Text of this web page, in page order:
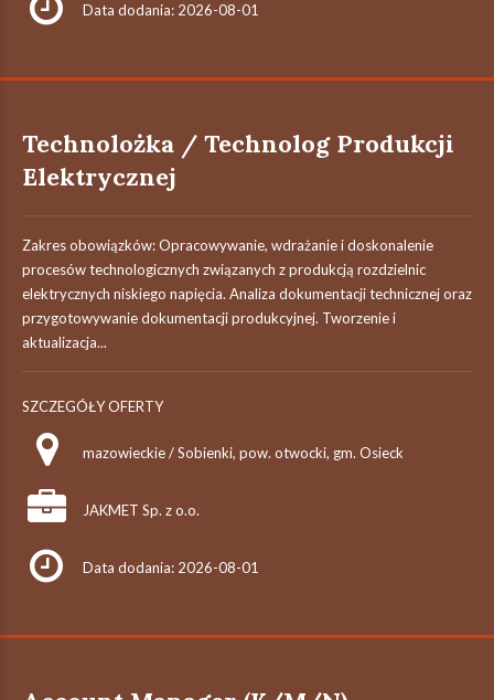
Data dodania: 2026-08-01
Technolożka / Technolog Produkcji
Elektrycznej
Zakres obowiązków: Opracowywanie, wdrażanie i doskonalenie
procesów technologicznych związanych z produkcją rozdzielnic
elektrycznych niskiego napięcia. Analiza dokumentacji technicznej oraz
przygotowywanie dokumentacji produkcyjnej. Tworzenie i
aktualizacja...
SZCZEGÓŁY OFERTY
mazowieckie / Sobienki, pow. otwocki, gm. Osieck
JAKMET Sp. z o.o.
Data dodania: 2026-08-01